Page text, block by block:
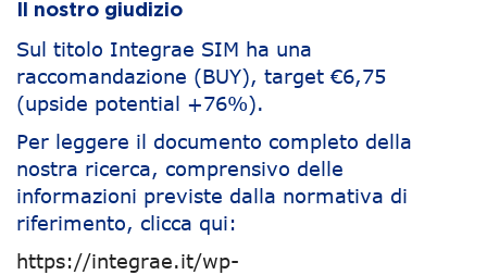
Il nostro giudizio
Sul titolo Integrae SIM ha una
raccomandazione (BUY), target €6,75
(upside potential +76%).
Per leggere il documento completo della
nostra ricerca, comprensivo delle
informazioni previste dalla normativa di
riferimento, clicca qui:
https://integrae.it/wp-